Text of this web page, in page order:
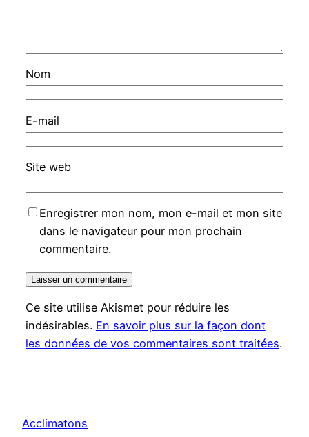
Nom
E-mail
Site web
Enregistrer mon nom, mon e-mail et mon site
dans le navigateur pour mon prochain
commentaire.
Ce site utilise Akismet pour réduire les
indésirables. En savoir plus sur la façon dont
les données de vos commentaires sont traitées.
Acclimatons